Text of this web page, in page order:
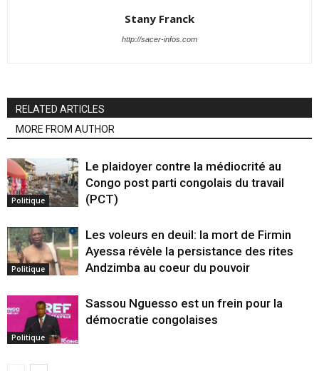
Stany Franck
http://sacer-infos.com
RELATED ARTICLES
MORE FROM AUTHOR
Politique
Le plaidoyer contre la médiocrité au
Congo post parti congolais du travail
(PCT)
Politique
Les voleurs en deuil: la mort de Firmin
Ayessa révèle la persistance des rites
Andzimba au coeur du pouvoir
Politique
Sassou Nguesso est un frein pour la
démocratie congolaises